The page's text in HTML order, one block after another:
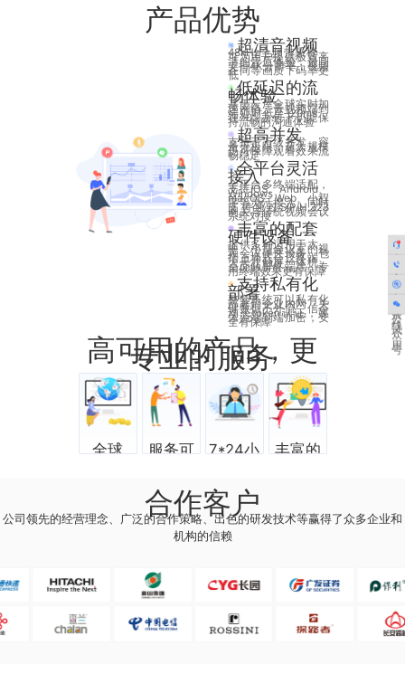
在
线
咨
询
客
服
热
线
免
费
试
用
公
众
号
产品优势
超清音视频
48kHz全频带采样，
可为用户提供极致高
清的音质体验，最高
支持4K分辨率，视频
在同等画质下码率更
低
低延迟的流
畅体验
基于云屋全球实时加
速网络，音视频端到
端延时低至120ms，
在70%丢包下仍能保
持流畅的沟通体验
超高并发
支持千万级并发，容
量无极限，超大规模
仍可保障观看效果流
畅稳定
全平台灵活
接入
全平台多终端适配，
支持iOS、Android、
Windows、
macOS、Web、小程
序等灵活接入，同时
支持通过SIP/H.323
网关与传统视频会议
系统对接
丰富的配套
硬件设备
提供多种适用于大、
中、小型会议室的视
频会议硬件设备，包
括上墙式会议终端、
大尺寸触屏一体机、
桌面触屏终端等，专
用终端效果更有保障
支持私有化
部署
整套系统可以私有化
部署到企业内网，关
键数据不外流，信令
动态token认证，媒
体流端到端加密，安
全有保障
高可用的产品，更
专业的服务
全球
服务可
99.9%
7*24小
支持
丰富的
合作客户
公司领先的经营理念、广泛的合作策略、出色的研发技术等赢得了众多企业和
机构的信赖